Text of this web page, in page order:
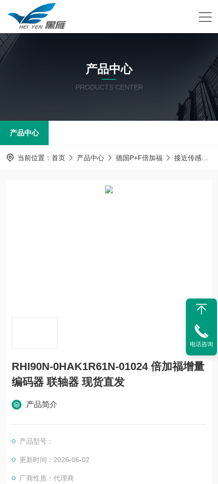
产品中心
PRODUCTS CENTER
产品中心
当前位置： 首页 产品中心 德国P+F倍加福 接近传感器
RHI90N-0HAK1R61N-01024 倍加福增量
编码器 联轴器 现货直发
产品简介
产品型号：
更新时间：2026-06-02
厂商性质：代理商
电话咨询